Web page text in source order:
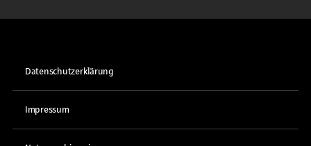
Datenschutzerklärung
Impressum